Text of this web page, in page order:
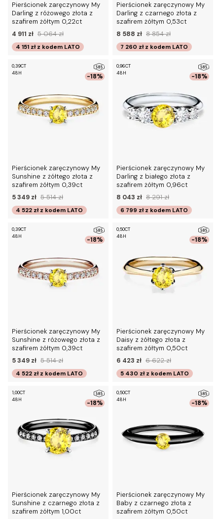
Pierścionek zaręczynowy My
Darling z różowego złota z
szafirem żółtym 0,22ct
4 911 zł 5 064 zł
4 151 zł z kodem LATO
Pierścionek zaręczynowy My
Darling z czarnego złota z
szafirem żółtym 0,53ct
8 588 zł 8 854 zł
7 260 zł z kodem LATO
-18%
0,39CT
48H
Pierścionek zaręczynowy My
Sunshine z żółtego złota z
szafirem żółtym 0,39ct
5 349 zł 5 514 zł
4 522 zł z kodem LATO
-18%
0,96CT
48H
Pierścionek zaręczynowy My
Darling z białego złota z
szafirem żółtym 0,96ct
8 043 zł 8 291 zł
6 799 zł z kodem LATO
-18%
0,39CT
48H
Pierścionek zaręczynowy My
Sunshine z różowego złota z
szafirem żółtym 0,39ct
5 349 zł 5 514 zł
4 522 zł z kodem LATO
-18%
0,50CT
48H
Pierścionek zaręczynowy My
Daisy z żółtego złota z
szafirem żółtym 0,50ct
6 423 zł 6 622 zł
5 430 zł z kodem LATO
-18%
1,00CT
48H
Pierścionek zaręczynowy My
Sunshine z czarnego złota z
szafirem żółtym 1,00ct
-18%
0,50CT
48H
Pierścionek zaręczynowy My
Baby z czarnego złota z
szafirem żółtym 0,50ct